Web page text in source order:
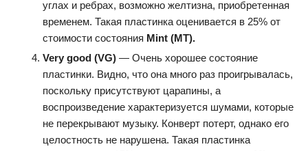
углах и ребрах, возможно желтизна, приобретенная
временем. Такая пластинка оценивается в 25% от
стоимости состояния Mint (MT).
Very good (VG) — Очень хорошее состояние
пластинки. Видно, что она много раз проигрывалась,
поскольку присутствуют царапины, а
воспроизведение характеризуется шумами, которые
не перекрывают музыку. Конверт потерт, однако его
целостность не нарушена. Такая пластинка